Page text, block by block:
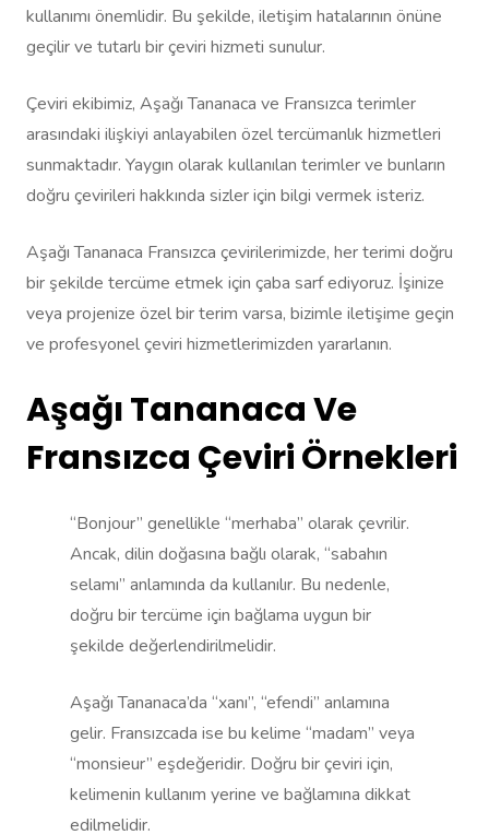
kullanımı önemlidir. Bu şekilde, iletişim hatalarının önüne
geçilir ve tutarlı bir çeviri hizmeti sunulur.
Çeviri ekibimiz, Aşağı Tananaca ve Fransızca terimler
arasındaki ilişkiyi anlayabilen özel tercümanlık hizmetleri
sunmaktadır. Yaygın olarak kullanılan terimler ve bunların
doğru çevirileri hakkında sizler için bilgi vermek isteriz.
Aşağı Tananaca Fransızca çevirilerimizde, her terimi doğru
bir şekilde tercüme etmek için çaba sarf ediyoruz. İşinize
veya projenize özel bir terim varsa, bizimle iletişime geçin
ve profesyonel çeviri hizmetlerimizden yararlanın.
Aşağı Tananaca Ve
Fransızca Çeviri Örnekleri
“Bonjour” genellikle “merhaba” olarak çevrilir.
Ancak, dilin doğasına bağlı olarak, “sabahın
selamı” anlamında da kullanılır. Bu nedenle,
doğru bir tercüme için bağlama uygun bir
şekilde değerlendirilmelidir.
Aşağı Tananaca’da “xanı”, “efendi” anlamına
gelir. Fransızcada ise bu kelime “madam” veya
“monsieur” eşdeğeridir. Doğru bir çeviri için,
kelimenin kullanım yerine ve bağlamına dikkat
edilmelidir.